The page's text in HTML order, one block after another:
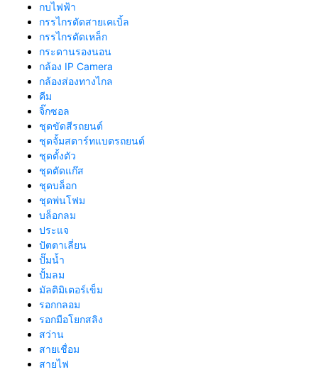
กบไฟฟ้า
กรรไกรตัดสายเคเบิ้ล
กรรไกรตัดเหล็ก
กระดานรองนอน
กล้อง IP Camera
กล้องส่องทางไกล
คีม
จิ๊กซอล
ชุดขัดสีรถยนต์​
ชุดจั้มสตาร์ทแบตรถยนต์
ชุดตั้งตัว
ชุดตัดแก๊ส
ชุดบล็อก
ชุดพ่นโฟม
บล็อกลม
ประแจ
ปัตตาเลี่ยน
ปั๊มน้ำ
ปั้มลม
มัลติมิเตอร์เข็ม
รอกกลอม
รอกมือโยกสลิง
สว่าน
สายเชื่อม
สายไฟ